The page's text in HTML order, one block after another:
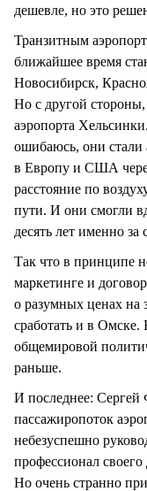
дешевле, но это
Транзитным
ближайшее время
Новосибирск,
Но с другой
аэропорта
ошибаюсь, они стали
в Европу и США
расстояние по
пути. И они смогли
десять лет именно за
Так что в принципе
маркетинге и
о разумных ценах на
сработать и в
общемировой
раньше.
И последнее: Сергей
пассажиропоток
небезуспешно
профессионал
Но очень странно